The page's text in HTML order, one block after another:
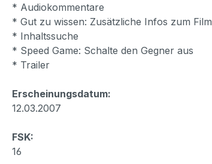
* Audiokommentare
* Gut zu wissen: Zusätzliche Infos zum Film
* Inhaltssuche
* Speed Game: Schalte den Gegner aus
* Trailer
Erscheinungsdatum:
12.03.2007
FSK:
16